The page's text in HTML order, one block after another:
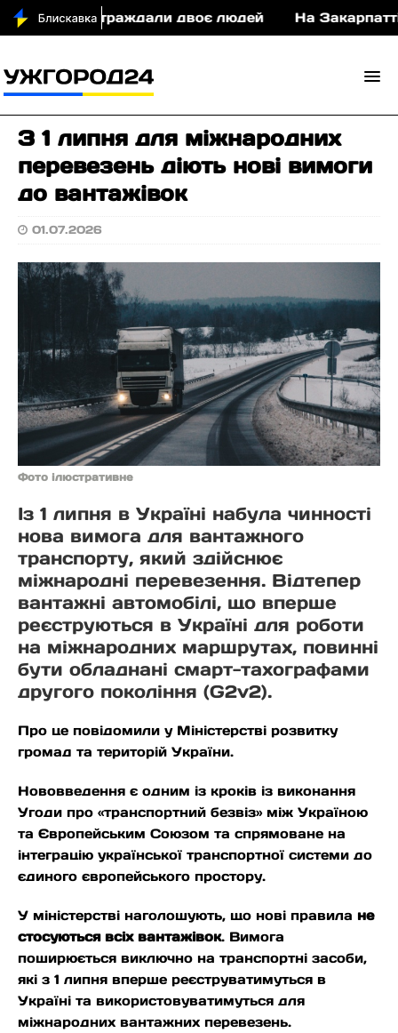
ДТП постраждали двоє людей На Закарпатті
З 1 липня для міжнародних
перевезень діють нові вимоги
до вантажівок
01.07.2026
Фото ілюстративне
Із 1 липня в Україні набула чинності
нова вимога для вантажного
транспорту, який здійснює
міжнародні перевезення. Відтепер
вантажні автомобілі, що вперше
реєструються в Україні для роботи
на міжнародних маршрутах, повинні
бути обладнані смарт-тахографами
другого покоління (G2v2).
Про це повідомили у Міністерстві розвитку
громад та територій України.
Нововведення є одним із кроків із виконання
Угоди про «транспортний безвіз» між Україною
та Європейським Союзом та спрямоване на
інтеграцію української транспортної системи до
єдиного європейського простору.
У міністерстві наголошують, що нові правила не
стосуються всіх вантажівок. Вимога
поширюється виключно на транспортні засоби,
які з 1 липня вперше реєструватимуться в
Україні та використовуватимуться для
міжнародних вантажних перевезень.